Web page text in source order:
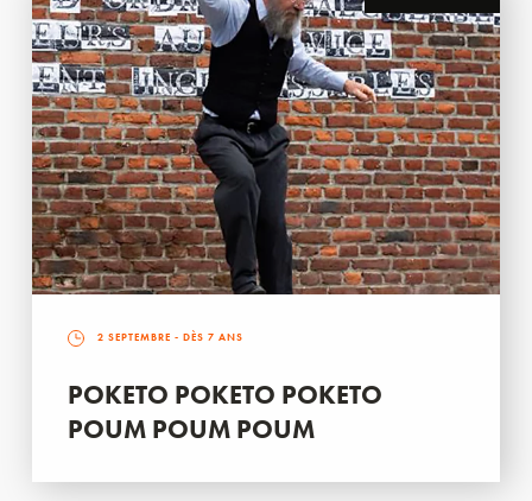
2 SEPTEMBRE - DÈS 7 ANS
POKETO POKETO POKETO
POUM POUM POUM